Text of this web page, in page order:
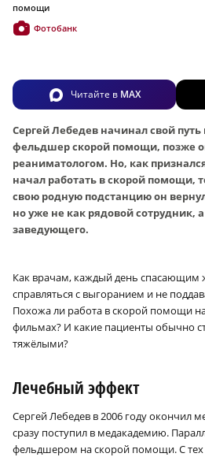
помощи
Фотобанк
Читайте в MAX
Сергей Лебедев начинал свой
фельдшер скорой помощи, позже
реаниматологом. Но, как
начал работать в скорой помощи,
свою родную подстанцию он
но уже не как рядовой сотрудник,
заведующего.
Как врачам, каждый день спасающим
справляться с выгоранием и не
Похожа ли работа в скорой помощи
фильмах? И какие пациенты обычно
тяжёлыми?
Лечебный эффект
Сергей Лебедев в 2006 году окончил
сразу поступил в медакадемию.
фельдшером на скорой помощи. С тех